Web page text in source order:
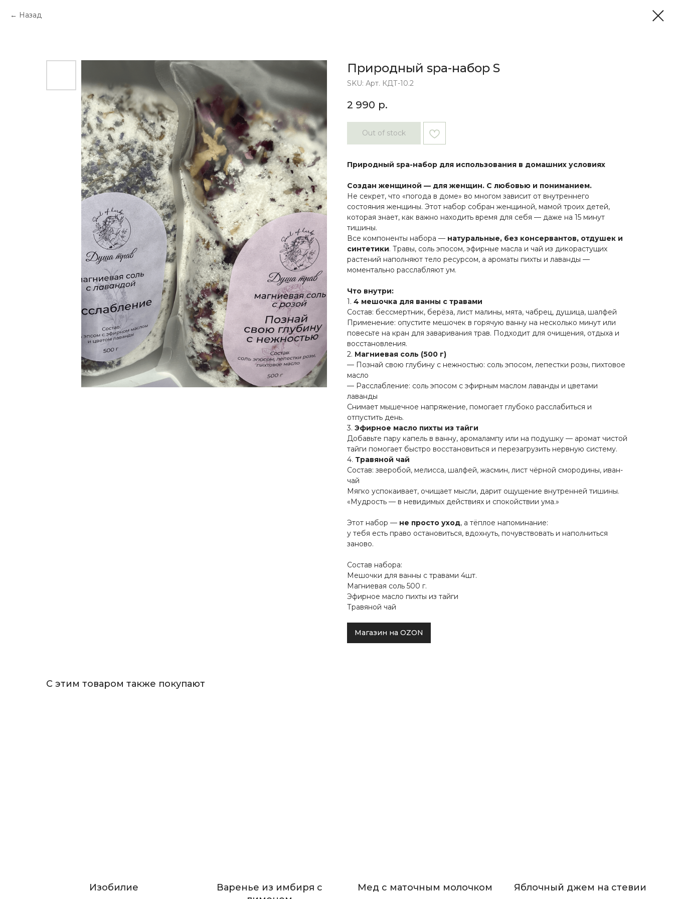
Назад
Природный spa-набор S
SKU: Арт. КДТ-10.2
2 990 р.
Out of stock
Природный spa-набор для использования в домашних условиях
Создан женщиной — для женщин. С любовью и пониманием.
Не секрет, что «погода в доме» во многом зависит от внутреннего
состояния женщины. Этот набор собран женщиной, мамой троих детей,
которая знает, как важно находить время для себя — даже на 15 минут
тишины.
Все компоненты набора — натуральные, без консервантов, отдушек и
синтетики. Травы, соль эпосом, эфирные масла и чай из дикорастущих
растений наполняют тело ресурсом, а ароматы пихты и лаванды —
моментально расслабляют ум.
Что внутри:
1. 4 мешочка для ванны с травами
Состав: бессмертник, берёза, лист малины, мята, чабрец, душица, шалфей
Применение: опустите мешочек в горячую ванну на несколько минут или
повесьте на кран для заваривания трав. Подходит для очищения, отдыха и
восстановления.
2. Магниевая соль (500 г)
— Познай свою глубину с нежностью: соль эпосом, лепестки розы, пихтовое
масло
— Расслабление: соль эпосом с эфирным маслом лаванды и цветами
лаванды
Снимает мышечное напряжение, помогает глубоко расслабиться и
отпустить день.
3. Эфирное масло пихты из тайги
Добавьте пару капель в ванну, аромалампу или на подушку — аромат чистой
тайги помогает быстро восстановиться и перезагрузить нервную систему.
4. Травяной чай
Состав: зверобой, мелисса, шалфей, жасмин, лист чёрной смородины, иван-
чай
Мягко успокаивает, очищает мысли, дарит ощущение внутренней тишины.
«Мудрость — в невидимых действиях и спокойствии ума.»
Этот набор — не просто уход, а тёплое напоминание:
у тебя есть право остановиться, вдохнуть, почувствовать и наполниться
заново.
Состав набора:
Мешочки для ванны с травами 4шт.
Магниевая соль 500 г.
Эфирное масло пихты из тайги
Травяной чай
Магазин на OZON
С этим товаром также покупают
Изобилие
Варенье из имбиря с
Мед с маточным молочком Яблочный джем на стевии